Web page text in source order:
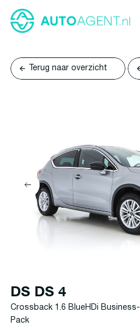
Terug naar overzicht
DS DS 4
Crossback 1.6 BlueHDi Business-
Pack